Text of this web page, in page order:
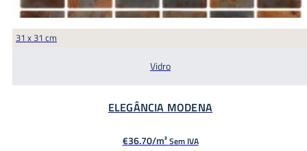
31 x 31 cm
Vidro
ELEGÂNCIA MODENA
€36.70 Sem IVA